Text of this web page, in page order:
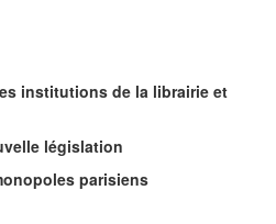
institutions de la librairie et
législation
parisiens